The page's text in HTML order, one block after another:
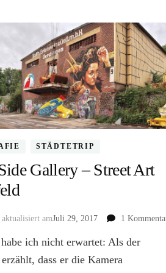
STÄDTETRIP
Gallery – Street Art
aktualisiert amJuli 29, 2017 1
ich nicht erwartet: Als der
dass er die Kamera